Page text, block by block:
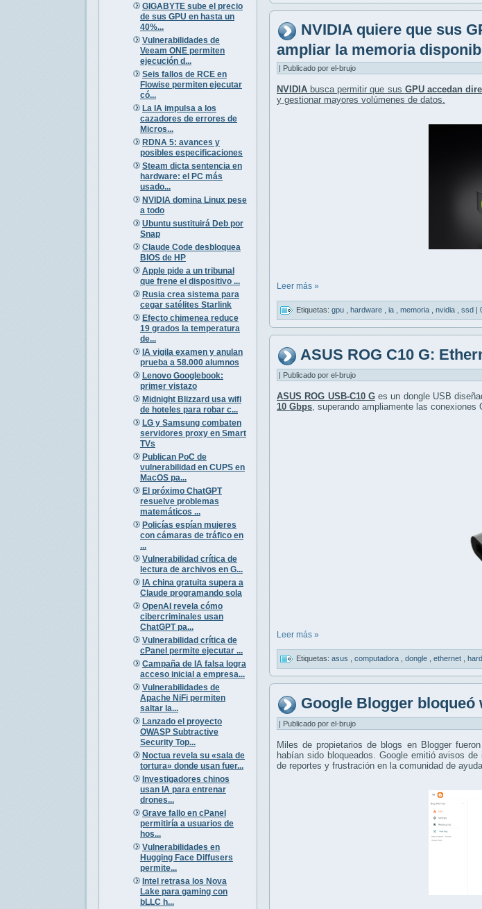
GIGABYTE sube el precio
de sus GPU en hasta un
40%...
Vulnerabilidades de
Veeam ONE permiten
ejecución d...
Seis fallos de RCE en
Flowise permiten ejecutar
có...
La IA impulsa a los
cazadores de errores de
Micros...
RDNA 5: avances y
posibles especificaciones
Steam dicta sentencia en
hardware: el PC más
usado...
NVIDIA domina Linux pese
a todo
Ubuntu sustituirá Deb por
Snap
Claude Code desbloquea
BIOS de HP
Apple pide a un tribunal
que frene el dispositivo ...
Rusia crea sistema para
cegar satélites Starlink
Efecto chimenea reduce
19 grados la temperatura
de...
IA vigila examen y anulan
prueba a 58.000 alumnos
Lenovo Googlebook:
primer vistazo
Midnight Blizzard usa wifi
de hoteles para robar c...
LG y Samsung combaten
servidores proxy en Smart
TVs
Publican PoC de
vulnerabilidad en CUPS en
MacOS pa...
El próximo ChatGPT
resuelve problemas
matemáticos ...
Policías espían mujeres
con cámaras de tráfico en
...
Vulnerabilidad crítica de
lectura de archivos en G...
IA china gratuita supera a
Claude programando sola
OpenAI revela cómo
cibercriminales usan
ChatGPT pa...
Vulnerabilidad crítica de
cPanel permite ejecutar ...
Campaña de IA falsa logra
acceso inicial a empresa...
Vulnerabilidades de
Apache NiFi permiten
saltar la...
Lanzado el proyecto
OWASP Subtractive
Security Top...
Noctua revela su «sala de
tortura» donde usan fuer...
Investigadores chinos
usan IA para entrenar
drones...
Grave fallo en cPanel
permitiría a usuarios de
hos...
Vulnerabilidades en
Hugging Face Diffusers
permite...
Intel retrasa los Nova
Lake para gaming con
bLLC h...
NVIDIA quiere que sus
ampliar la memoria
| Publicado por el-brujo
NVIDIA busca permitir que sus GPU accedan
y gestionar mayores volúmenes de datos.
Leer más »
Etiquetas: gpu hardware ia memoria nvidia ssd
ASUS ROG C10 G:
| Publicado por el-brujo
ASUS ROG USB-C10 Ges un dongle USB
10 Gbps, superando ampliamente las conexiones
Leer más »
Etiquetas: asus computadora dongle ethernet
Google Blogger
| Publicado por el-brujo
Miles de propietarios de blogs en Blogger
habían sido bloqueados. Google emitió avisos de
de reportes y frustración en la comunidad de